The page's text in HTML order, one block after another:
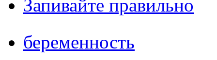
Запивайте правильно
беременность